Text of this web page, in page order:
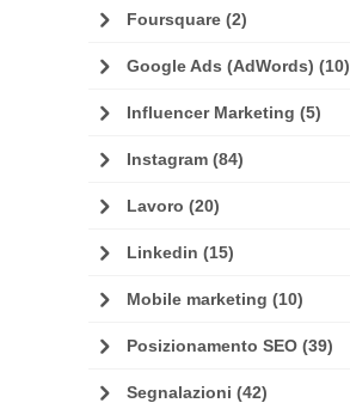
Foursquare (2)
Google Ads (AdWords) (10)
Influencer Marketing (5)
Instagram (84)
Lavoro (20)
Linkedin (15)
Mobile marketing (10)
Posizionamento SEO (39)
Segnalazioni (42)